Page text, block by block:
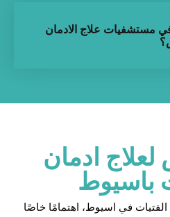
مستشفيات علاج الادمان
ادمان
باسيوط
في اسيوط، اهتمامًا خاصًا